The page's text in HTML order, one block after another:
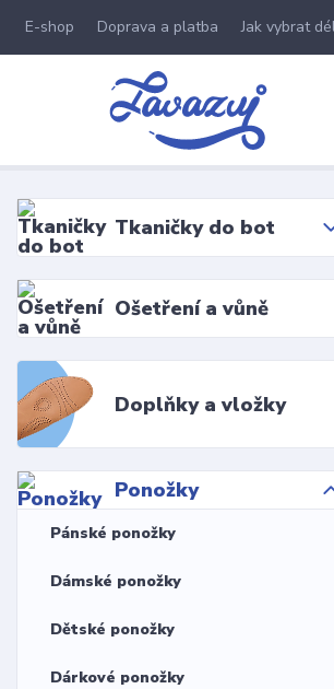
E-shop Doprava a platba Jak vybrat
Tkaničky do bot
Ošetření a vůně
Doplňky a vložky
Ponožky
Pánské ponožky
Dámské ponožky
Dětské ponožky
Dárkové ponožky